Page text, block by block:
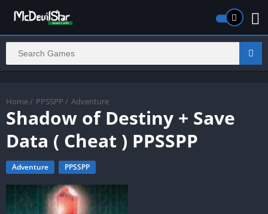
Home / PPSSPP / Adventure
Shadow of Destiny + Save
Data ( Cheat ) PPSSPP
Adventure PPSSPP